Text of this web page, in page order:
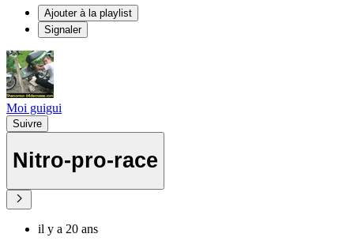
Ajouter à la playlist
Signaler
Moi guigui
Suivre
Nitro-pro-race
il y a 20 ans